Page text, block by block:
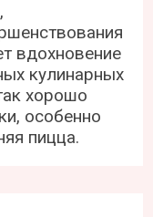
вдохновение
кулинарных
хорошо
особенно
пицца.